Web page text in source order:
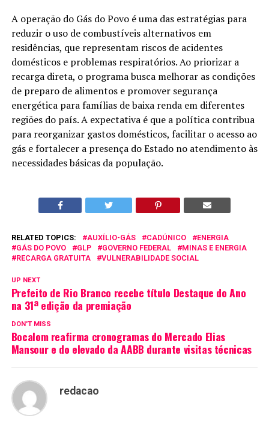
A operação do Gás do Povo é uma das estratégias para
reduzir o uso de combustíveis alternativos em
residências, que representam riscos de acidentes
domésticos e problemas respiratórios. Ao priorizar a
recarga direta, o programa busca melhorar as condições
de preparo de alimentos e promover segurança
energética para famílias de baixa renda em diferentes
regiões do país. A expectativa é que a política contribua
para reorganizar gastos domésticos, facilitar o acesso ao
gás e fortalecer a presença do Estado no atendimento às
necessidades básicas da população.
RELATED TOPICS: AUXÍLIO-GÁS CADÚNICO
ENERGIA
GÁS DO POVO
GLP GOVERNO FEDERAL
MINAS E ENERGIA
RECARGA GRATUITA
VULNERABILIDADE SOCIAL
UP NEXT
Prefeito de Rio Branco recebe título Destaque do Ano
na 31ª edição da premiação
DON'T MISS
Bocalom reafirma cronogramas do Mercado Elias
Mansour e do elevado da AABB durante visitas técnicas
redacao